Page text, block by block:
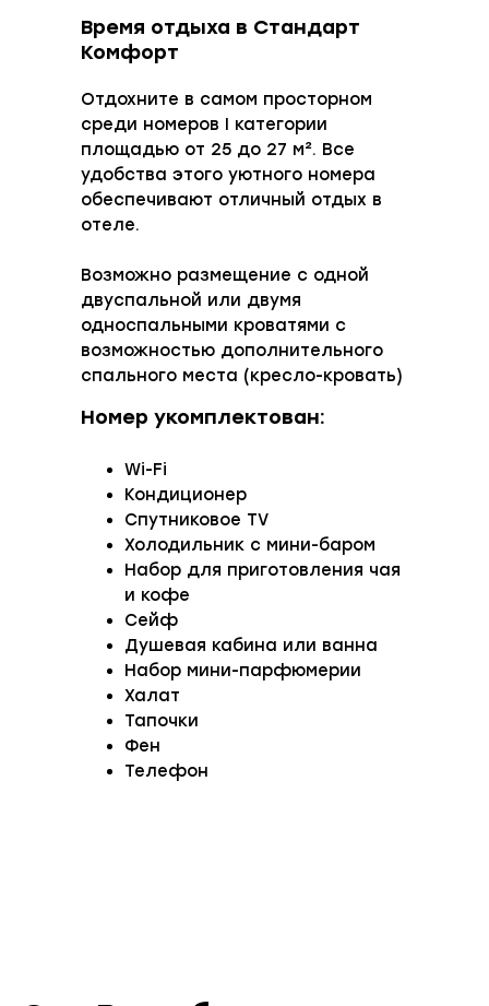
Отдохните в самом просторном
среди номеров I категории
площадью от 25 до 27 м². Все
удобства этого уютного номера
обеспечивают отличный отдых в
отеле.
Возможно размещение с одной
двуспальной или двумя
односпальными кроватями с
возможностью дополнительного
спального места (кресло-кровать)
Время отдыха в Стандарт
Комфорт
Wi-Fi
Кондиционер
Спутниковое TV
Холодильник с мини-баром
Набор для приготовления чая
и кофе
Сейф
Душевая кабина или ванна
Набор мини-парфюмерии
Халат
Тапочки
Фен
Телефон
Номер укомплектован: